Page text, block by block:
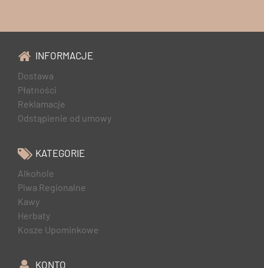
INFORMACJE
Dostawa
Płatności
Reklamacje
Odstąpienie od umowy
KATEGORIE
Alkohole
Piwa Regionalne
Kawy
Herbaty
Kosze Upominkowe
KONTO